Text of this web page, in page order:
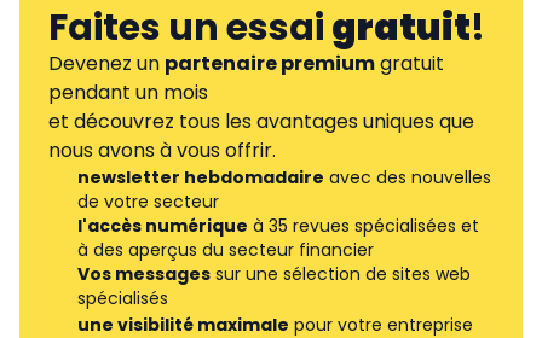
Faites un essaigratuit!
Devenez un partenaire premiumgratuit
pendant un mois
et découvrez tous les avantages uniques que
nous avons à vous offrir.
newsletter hebdomadaire avec des nouvelles
de votre secteur
l'accès numérique à 35 revues spécialisées et
à des aperçus du secteur financier
Vos messages sur une sélection de sites web
spécialisés
une visibilité maximale pour votre entreprise